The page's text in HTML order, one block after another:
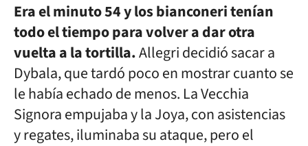
Era el minuto 54 y los bianconeri tenían
todo el tiempo para volver a dar otra
vuelta a la tortilla.Allegri decidió sacar a
Dybala, que tardó poco en mostrar cuanto se
le había echado de menos. La Vecchia
Signora empujaba y la Joya, con asistencias
y regates, iluminaba su ataque, pero el